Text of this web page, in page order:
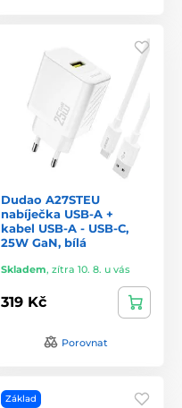
Dudao A27STEU
nabíječka USB-A +
kabel USB-A - USB-C,
25W GaN, bílá
Skladem, zítra 10. 8. u vás
319 Kč
Porovnat
Základ